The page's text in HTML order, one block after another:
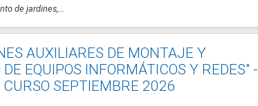
de jardines,...
AUXILIARES DE MONTAJE Y
EQUIPOS INFORMÁTICOS Y REDES" -
CURSO SEPTIEMBRE 2026